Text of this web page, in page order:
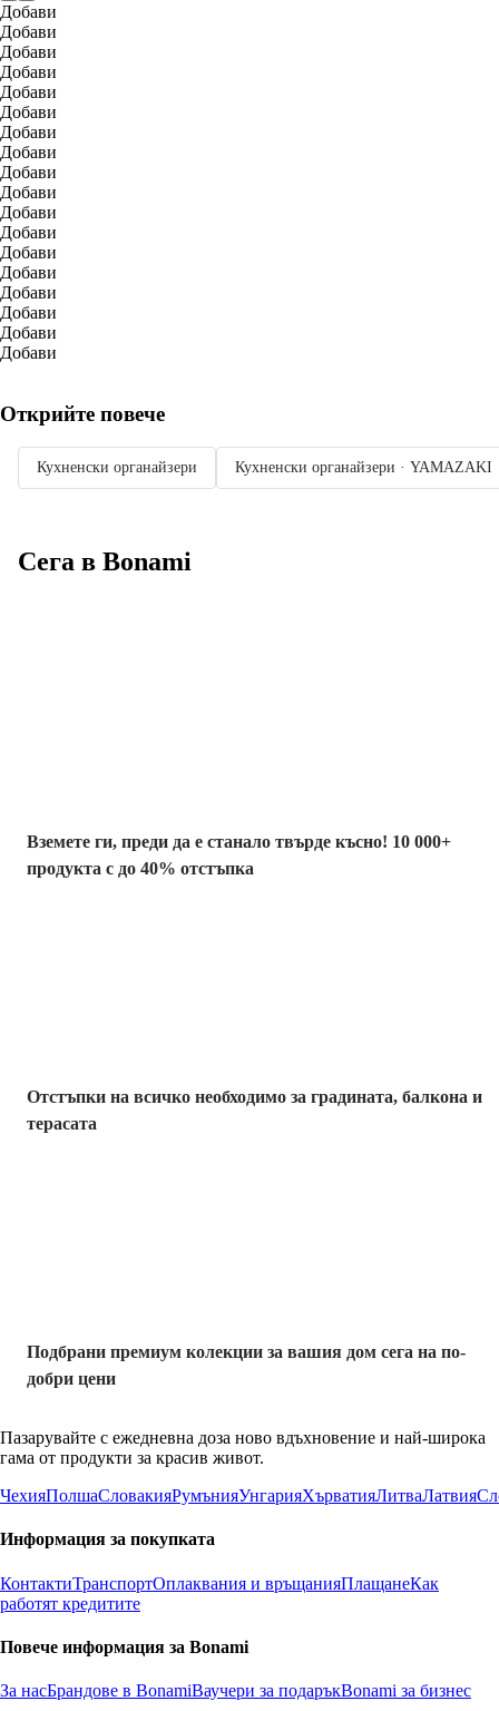
Добави
Добави
Добави
Добави
Добави
Добави
Добави
Добави
Добави
Добави
Добави
Добави
Добави
Добави
Добави
Добави
Добави
Добави
Открийте повече
Кухненски органайзери Кухненски органайзери · YAMAZAKI
Сега в Bonami
Вземете ги, преди да е станало твърде късно! 10 000+
продукта с до 40% отстъпка
Отстъпки на всичко необходимо за градината, балкона и
терасата
Подбрани премиум колекции за вашия дом сега на по-
добри цени
Пазарувайте с ежедневна доза ново вдъхновение и най-широка
гама от продукти за красив живот.
ЧехияПолшаСловакияРумънияУнгарияХърватияЛитваЛатвия
Информация за покупката
КонтактиТранспортОплаквания и връщанияПлащанеКак
работят кредитите
Повече информация за Bonami
За насБрандове в BonamiВаучери за подаръкBonami за бизнес